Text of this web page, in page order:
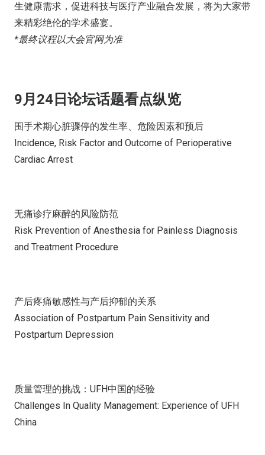
生健康需求，促进科技与医疗产业融合发展，将为大家带
来精彩绝伦的学术盛宴。
*最终议程以大会官网为准
9月24日论坛话题看点纵览
围手术期心脏骤停的发生率、危险因素和预后
Incidence, Risk Factor and Outcome of Perioperative
Cardiac Arrest
无痛诊疗麻醉的风险防范
Risk Prevention of Anesthesia for Painless Diagnosis
and Treatment Procedure
产后疼痛敏感性与产后抑郁的关系
Association of Postpartum Pain Sensitivity and
Postpartum Depression
质量管理的挑战：UFH中国的经验
Challenges In Quality Management: Experience of UFH
China